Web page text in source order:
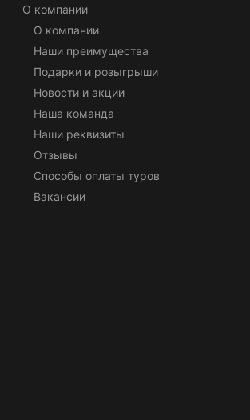
О компании
О компании
Наши преимущества
Подарки и розыгрыши
Новости и акции
Наша команда
Наши реквизиты
Отзывы
Способы оплаты туров
Вакансии